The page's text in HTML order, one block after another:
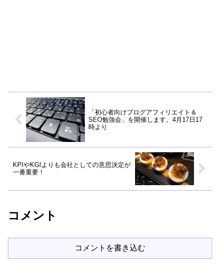
「初心者向けブログアフィリエイト＆
SEO勉強会」を開催します。4月17日17
時より
KPIやKGIよりも会社としての意思決定が
一番重要！
コメント
コメントを書き込む